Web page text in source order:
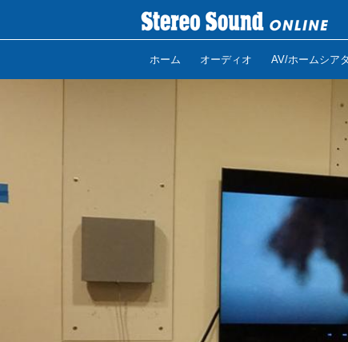
ホーム オーディオ AV/ホームシア